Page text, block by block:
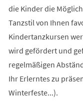
die Kinder die
Tanzstil von Ihnen
Kindertanzkursen
wird gefördert und
regelmäßigen
Ihr Erlerntes zu
Winterfeste...).